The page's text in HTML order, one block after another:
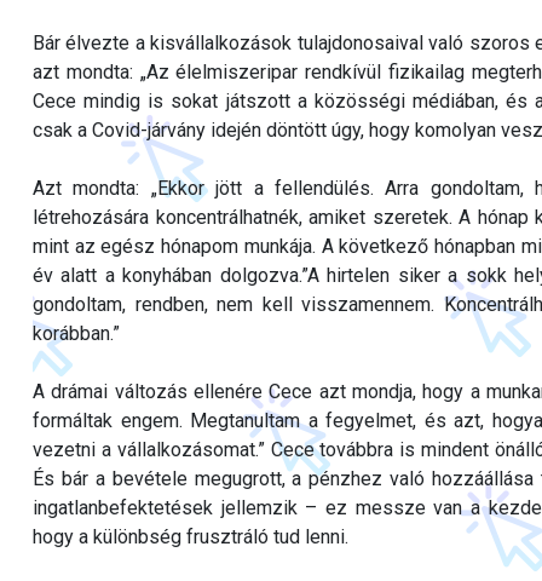
Bár élvezte a kisvállalkozások tulajdonosaival való
azt mondta: „Az élelmiszeripar rendkívül fizikailag
Cece mindig is sokat játszott a közösségi médiában, és
csak a Covid-járvány idején döntött úgy, hogy komolyan
Azt mondta: „Ekkor jött a fellendülés. Arra
létrehozására koncentrálhatnék, amiket szeretek. A
mint az egész hónapom munkája. A következő hónapban
év alatt a konyhában dolgozva.”A hirtelen siker a sokk
gondoltam, rendben, nem kell visszamennem.
korábban.”
A drámai változás ellenére Cece azt mondja, hogy a
formáltak engem. Megtanultam a fegyelmet, és azt,
vezetni a vállalkozásomat.” Cece továbbra is mindent
És bár a bevétele megugrott, a pénzhez való
ingatlanbefektetések jellemzik – ez messze van a
hogy a különbség frusztráló tud lenni.